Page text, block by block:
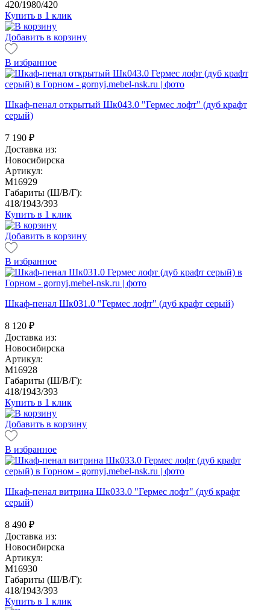
420/1980/420
Купить в 1 клик
Добавить в корзину
В избранное
Шкаф-пенал открытый Шк043.0 "Гермес лофт" (дуб крафт
серый)
7 190 ₽
Доставка из:
Новосибирска
Артикул:
M16929
Габариты (Ш/В/Г):
418/1943/393
Купить в 1 клик
Добавить в корзину
В избранное
Шкаф-пенал Шк031.0 "Гермес лофт" (дуб крафт серый)
8 120 ₽
Доставка из:
Новосибирска
Артикул:
M16928
Габариты (Ш/В/Г):
418/1943/393
Купить в 1 клик
Добавить в корзину
В избранное
Шкаф-пенал витрина Шк033.0 "Гермес лофт" (дуб крафт
серый)
8 490 ₽
Доставка из:
Новосибирска
Артикул:
M16930
Габариты (Ш/В/Г):
418/1943/393
Купить в 1 клик